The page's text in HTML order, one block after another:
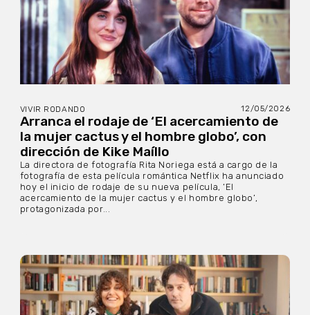
VIVIR RODANDO 12/05/2026
Arranca el rodaje de ‘El acercamiento de
la mujer cactus y el hombre globo’, con
dirección de Kike Maíllo
La directora de fotografía Rita Noriega está a cargo de la
fotografía de esta película romántica Netflix ha anunciado
hoy el inicio de rodaje de su nueva película, ‘El
acercamiento de la mujer cactus y el hombre globo’,
protagonizada por...